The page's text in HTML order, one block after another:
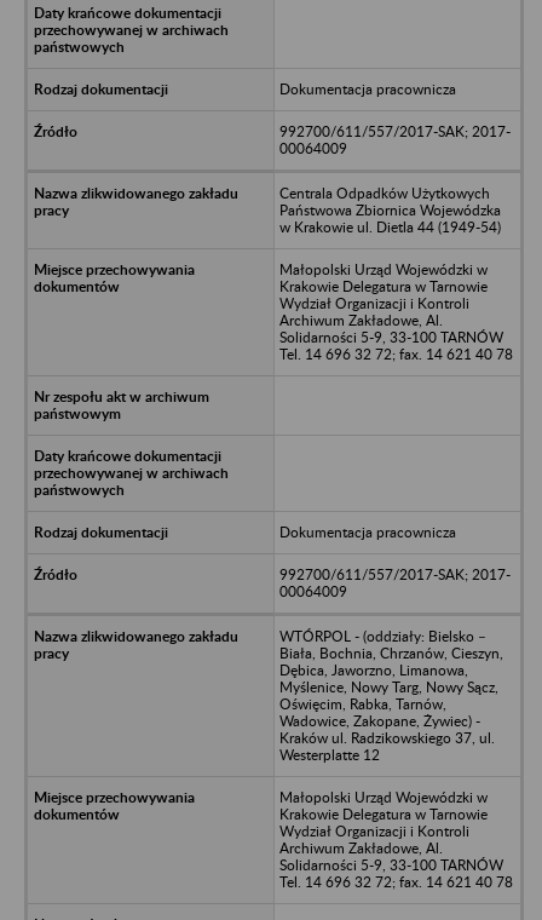
Dokumentacja pracownicza
992700/611/557/2017-SAK; 2017-
00064009
Centrala Odpadków Użytkowych
Państwowa Zbiornica Wojewódzka
w Krakowie ul. Dietla 44 (1949-54)
Małopolski Urząd Wojewódzki w
Krakowie Delegatura w Tarnowie
Wydział Organizacji i Kontroli
Archiwum Zakładowe, Al.
Solidarności 5-9, 33-100 TARNÓW
Tel. 14 696 32 72; fax. 14 621 40 78
Dokumentacja pracownicza
992700/611/557/2017-SAK; 2017-
00064009
WTÓRPOL - (oddziały: Bielsko –
Biała, Bochnia, Chrzanów, Cieszyn,
Dębica, Jaworzno, Limanowa,
Myślenice, Nowy Targ, Nowy Sącz,
Oświęcim, Rabka, Tarnów,
Wadowice, Zakopane, Żywiec) -
Kraków ul. Radzikowskiego 37, ul.
Westerplatte 12
Małopolski Urząd Wojewódzki w
Krakowie Delegatura w Tarnowie
Wydział Organizacji i Kontroli
Archiwum Zakładowe, Al.
Solidarności 5-9, 33-100 TARNÓW
Tel. 14 696 32 72; fax. 14 621 40 78